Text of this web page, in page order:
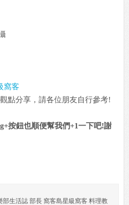
點分享，請各位朋友自行參考!
按鈕也順便幫我們+1一下吧!謝
部生活誌 部長 窩客島星級窩客 料理教